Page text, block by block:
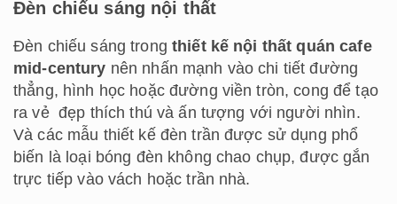
Đèn chiếu sáng nội thất
Đèn chiếu sáng trong thiết kế nội thất quán cafe
mid-century nên nhấn mạnh vào chi tiết đường
thẳng, hình học hoặc đường viền tròn, cong để tạo
ra vẻ đẹp thích thú và ấn tượng với người nhìn.
Và các mẫu thiết kế đèn trần được sử dụng phổ
biến là loại bóng đèn không chao chụp, được gắn
trực tiếp vào vách hoặc trần nhà.